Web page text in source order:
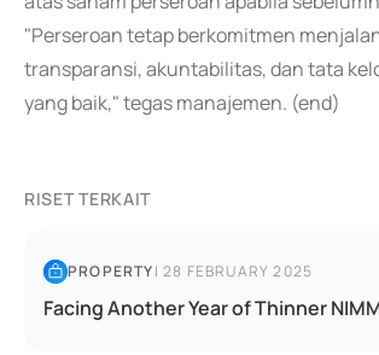
"Perseroan tetap berkomitmen
transparansi, akuntabilitas, dan tata
yang baik," tegas manajemen. (end)
RISET TERKAIT
PROPERTY|28 FEBRUARY 2025
Facing Another Year of Thinner